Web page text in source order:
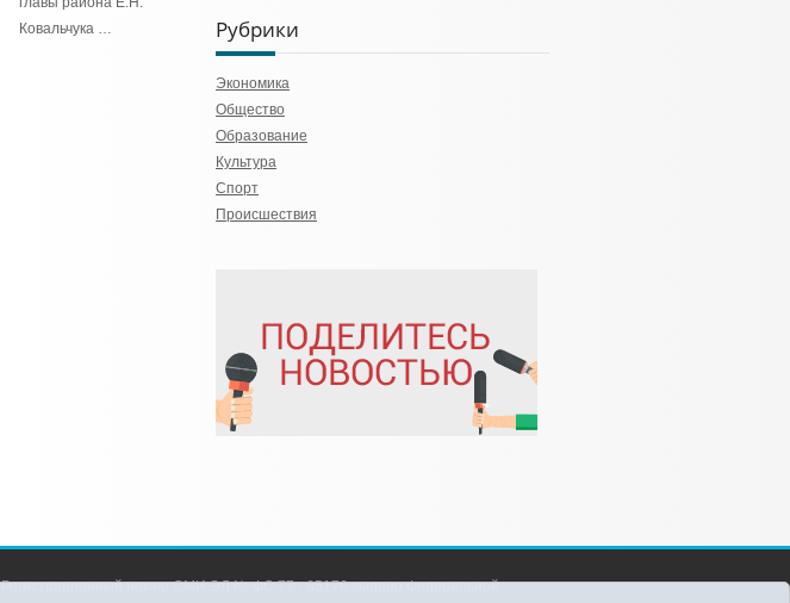
Ковальчука …
Рубрики
Экономика
Общество
Образование
Культура
Спорт
Происшествия
Регистрационный номер СМИ ЭЛ № ФС 77 - 65176 выдано Федеральной